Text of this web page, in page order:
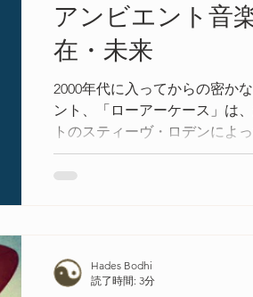
アンビエント音
在・未来
2000年代に入ってからの密か
ント、「ローアーケース」は
トのスティーヴ・ロデンによ
音、そして長い無音を含んだ
ムの極端な形式を特徴としてい
Hades Bodhi
読了時間: 3分